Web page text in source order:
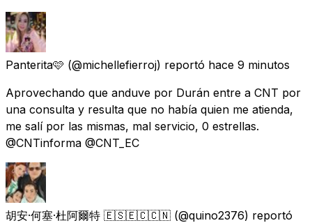
Panterita🩷 (@michellefierroj) reportó hace 9 minutos
Aprovechando que anduve por Durán entre a CNT por
una consulta y resulta que no había quien me atienda,
me salí por las mismas, mal servicio, 0 estrellas.
@CNTinforma @CNT_EC
胡安·何塞·杜阿爾特 🇪🇸🇪🇨🇨🇳 (@quino2376) reportó